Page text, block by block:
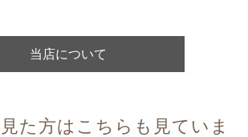
当店について
た方はこちらも見ていま